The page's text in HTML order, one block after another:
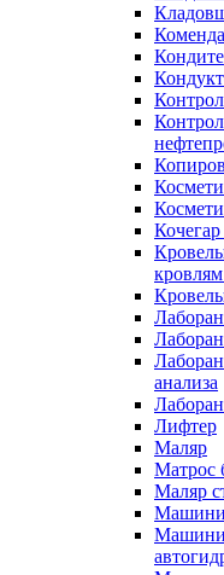
анализа
Лифтер
Маляр
Матрос
Маляр